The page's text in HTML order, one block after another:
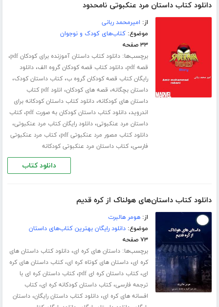
دانلود کتاب داستان مرد عنکبوتی نامحدود
از: امیرمحمد ربانی
موضوع:کتاب‌های کودک و نوجوان
۳۳ صفحه
برچسب‌ها:دانلود کتاب داستان آموزنده برای کودکان pdf ،
قصه pdf ،دانلود کتاب قصه کودکان گروه الف،دانلود
رایگان کتاب قصه کودکان گروه ب،کتاب داستان کودک،
داستان بچگانه، قصه های کودکان،
انلود pdf کتاب
داستان های کودکانه،دانلود کتاب داستان کودکانه برای
اندروید،دانلود کتاب داستان کودکان به صورت pdf ،کتاب
داستان مرد عنکبوتی،دانلود رایگان کتاب مرد عنکبوتی،
دانلود کتاب مصور مرد عنکبوتی pdf ،کتاب مرد عنکبوتی
فارسی،کتاب داستان مرد عنکبوتی کودکانه
دانلود کتاب
دانلود کتاب داستان‌های هولناک از کره قدیم
از:هومر هالبرت
موضوع:دانلود رایگان بهترین کتاب‌های داستان
۷۳ صفحه
برچسب‌ها:داستان های کره ای،دانلود کتاب داستان های
کره ای،داستان های کوتاه کره ای،کتاب داستان های کره
ای،کتاب داستان کره ای pdf ،کتاب داستان کره ای با
ترجمه فارسی،کتاب داستان کودکانه کره ای،کتاب
افسانه های کره ای،دانلود کتاب داستان رایگان،داستان